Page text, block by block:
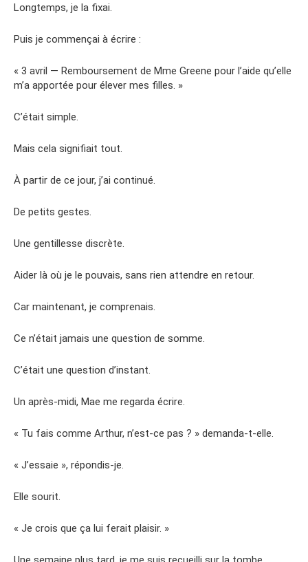
Longtemps, je la fixai.
Puis je commençai à écrire :
« 3 avril — Remboursement de Mme Greene pour l’aide qu’elle
m’a apportée pour élever mes filles. »
C’était simple.
Mais cela signifiait tout.
À partir de ce jour, j’ai continué.
De petits gestes.
Une gentillesse discrète.
Aider là où je le pouvais, sans rien attendre en retour.
Car maintenant, je comprenais.
Ce n’était jamais une question de somme.
C’était une question d’instant.
Un après-midi, Mae me regarda écrire.
« Tu fais comme Arthur, n’est-ce pas ? » demanda-t-elle.
« J’essaie », répondis-je.
Elle sourit.
« Je crois que ça lui ferait plaisir. »